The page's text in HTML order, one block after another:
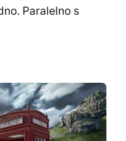
Paralelno s